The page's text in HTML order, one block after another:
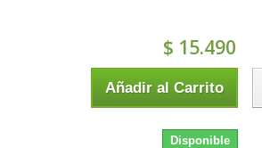
$ 15.490
Añadir al Carrito
Disponible